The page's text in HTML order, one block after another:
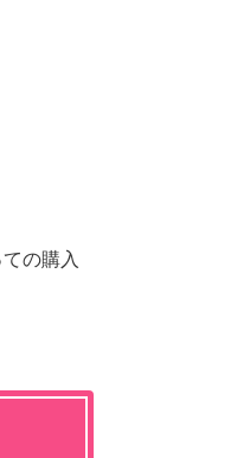
の購入